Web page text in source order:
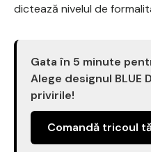
dictează nivelul de
Gata în 5 minute
Alege designul BLUE
privirile!
Comandă tricoul